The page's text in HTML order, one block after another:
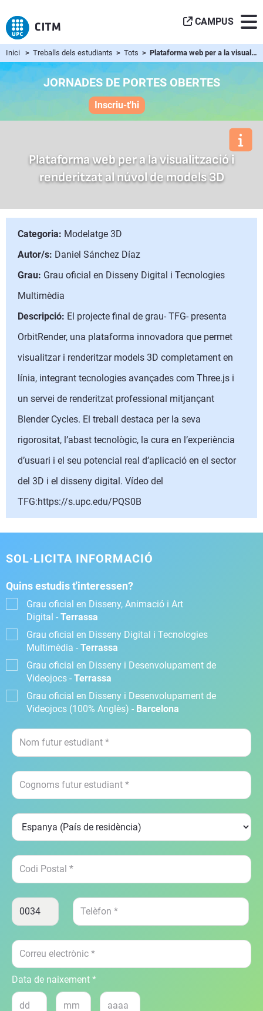
CAMPUS
Inici > Treballs dels estudiants > Tots > Plataforma web per a la visualització i renderitzat al nú...
JORNADES DE PORTES OBERTES
Inscriu-t'hi
Plataforma web per a la visualització i
renderitzat al núvol de models 3D
Categoria: Modelatge 3D
Autor/s: Daniel Sánchez Díaz
Grau: Grau oficial en Disseny Digital i Tecnologies
Multimèdia
Descripció: El projecte final de grau- TFG- presenta
OrbitRender, una plataforma innovadora que permet
visualitzar i renderitzar models 3D completament en
línia, integrant tecnologies avançades com Three.js i
un servei de renderitzat professional mitjançant
Blender Cycles. El treball destaca per la seva
rigorositat, l’abast tecnològic, la cura en l’experiència
d’usuari i el seu potencial real d’aplicació en el sector
del 3D i el disseny digital. Vídeo del
TFG:https://s.upc.edu/PQS0B
SOL·LICITA INFORMACIÓ
Quins estudis t'interessen?
Grau oficial en Disseny, Animació i Art
Digital - Terrassa
Grau oficial en Disseny Digital i Tecnologies
Multimèdia - Terrassa
Grau oficial en Disseny i Desenvolupament de
Videojocs - Terrassa
Grau oficial en Disseny i Desenvolupament de
Videojocs (100% Anglès) - Barcelona
Data de naixement *